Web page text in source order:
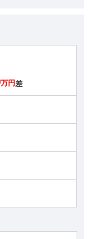
万円 差